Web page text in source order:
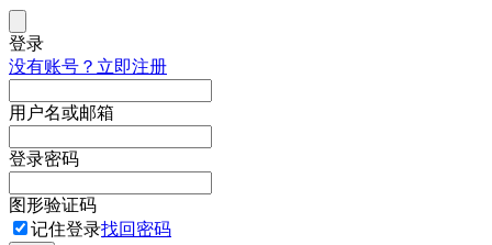
登录
没有账号？立即注册
用户名或邮箱
登录密码
图形验证码
记住登录找回密码